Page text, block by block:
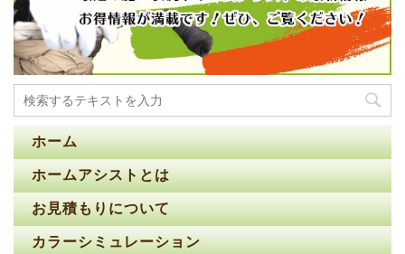
ホーム
ホームアシストとは
お見積もりについて
カラーシミュレーション